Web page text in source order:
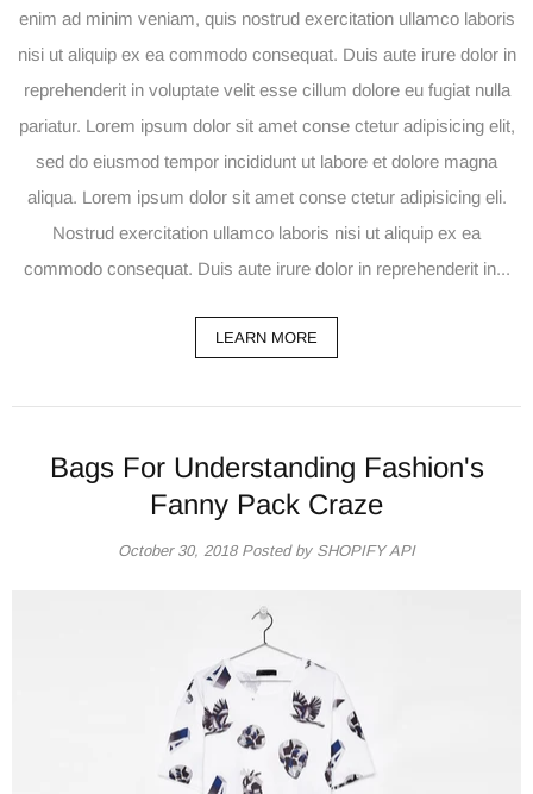
enim ad minim veniam, quis nostrud exercitation ullamco laboris
nisi ut aliquip ex ea commodo consequat. Duis aute irure dolor in
reprehenderit in voluptate velit esse cillum dolore eu fugiat nulla
pariatur. Lorem ipsum dolor sit amet conse ctetur adipisicing elit,
sed do eiusmod tempor incididunt ut labore et dolore magna
aliqua. Lorem ipsum dolor sit amet conse ctetur adipisicing eli.
Nostrud exercitation ullamco laboris nisi ut aliquip ex ea
commodo consequat. Duis aute irure dolor in reprehenderit in...
LEARN MORE
Bags For Understanding Fashion's
Fanny Pack Craze
October 30, 2018Posted by SHOPIFY API